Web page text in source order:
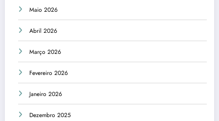
Maio 2026
Abril 2026
Março 2026
Fevereiro 2026
Janeiro 2026
Dezembro 2025